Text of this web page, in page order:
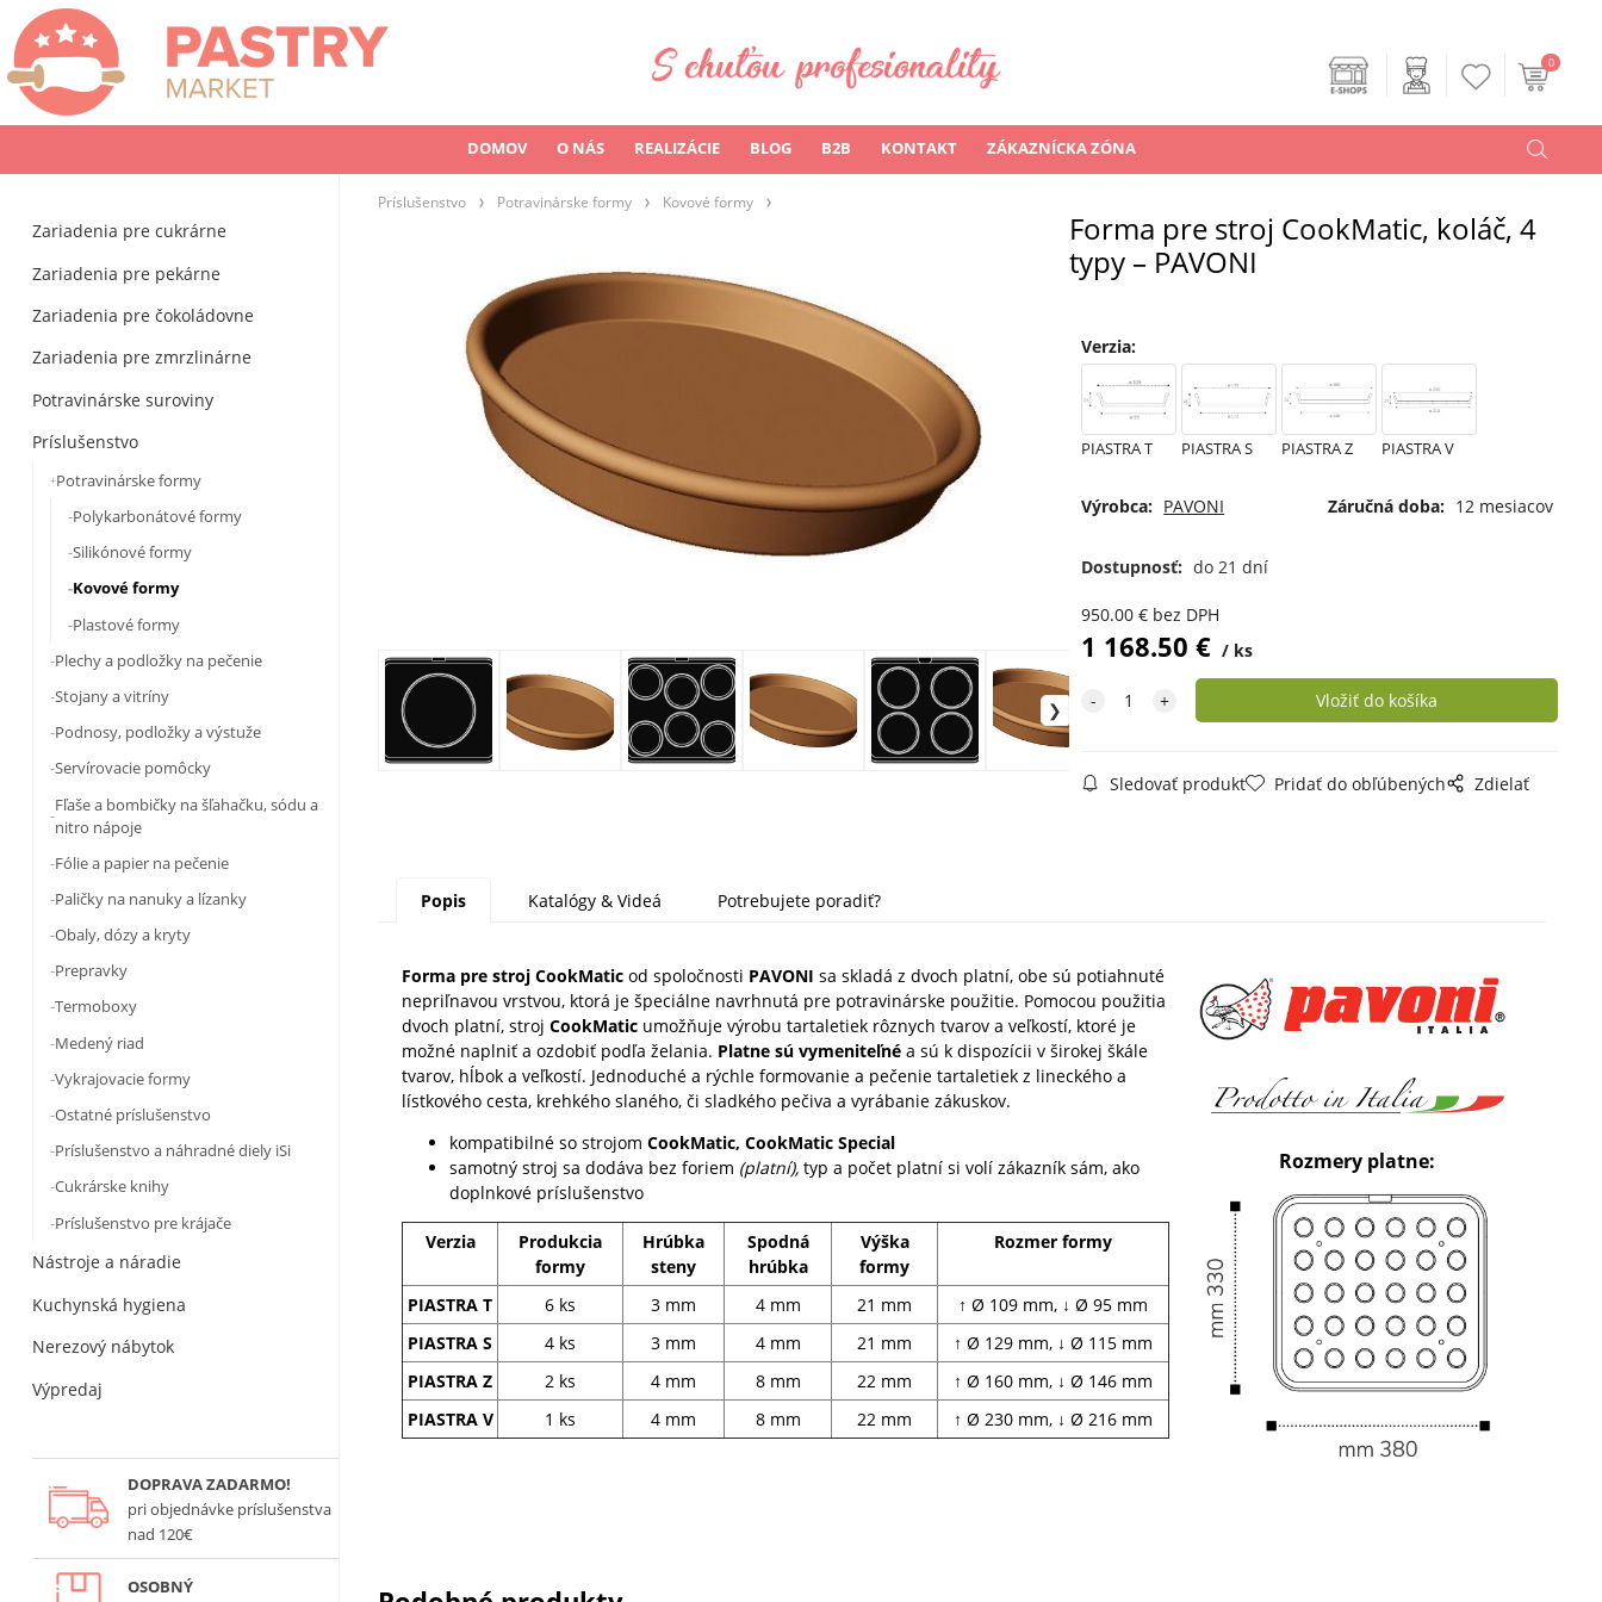
DOMOV O NÁS REALIZÁCIE BLOG B2B KONTAKT ZÁKAZNÍCKA ZÓNA
0
Zariadenia pre cukrárne
Zariadenia pre pekárne
Zariadenia pre čokoládovne
Zariadenia pre zmrzlinárne
Potravinárske suroviny
Príslušenstvo
Potravinárske formy
Polykarbonátové formy
Silikónové formy
Kovové formy
Plastové formy
Plechy a podložky na pečenie
Stojany a vitríny
Podnosy, podložky a výstuže
Servírovacie pomôcky
Fľaše a bombičky na šľahačku, sódu a
nitro nápoje
Fólie a papier na pečenie
Paličky na nanuky a lízanky
Obaly, dózy a kryty
Prepravky
Termoboxy
Medený riad
Vykrajovacie formy
Ostatné príslušenstvo
Príslušenstvo a náhradné diely iSi
Cukrárske knihy
Príslušenstvo pre krájače
Nástroje a náradie
Kuchynská hygiena
Nerezový nábytok
Výpredaj
DOPRAVA ZADARMO!
pri objednávke príslušenstva
nad 120€
OSOBNÝ
Príslušenstvo Potravinárske formy Kovové formy
Forma pre stroj CookMatic, koláč, 4
typy – PAVONI
Verzia:
PIASTRA T PIASTRA S PIASTRA Z PIASTRA V
Výrobca: PAVONI Záručná doba: 12 mesiacov
Dostupnosť: do 21 dní
950.00 € bez DPH
1 168.50 € ks
Sledovať produkt Pridať do obľúbených Zdielať
Popis Katalógy & Videá Potrebujete poradiť?
Forma pre stroj CookMatic od spoločnosti PAVONIsa skladá z dvoch platní, obe sú potiahnuté
nepriľnavou vrstvou, ktorá je špeciálne navrhnutá pre potravinárske použitie. Pomocou použitia
dvoch platní, strojCookMatic umožňuje výrobu tartaletiek rôznych tvarov a veľkostí, ktoré je
možné naplniť a ozdobiť podľa želania. Platne sú vymeniteľné a sú k dispozícii v širokej škále
tvarov, hĺbok a veľkostí. Jednoduché a rýchleformovanie a pečenie tartaletiek z lineckého a
lístkového cesta, krehkého slaného, či sladkého pečiva a vyrábanie zákuskov.
kompatibilné so strojomCookMatic, CookMatic Special
samotný stroj sa dodáva bez foriem (platní), typ a počet platní si volí zákazník sám, ako
doplnkové príslušenstvo
Verzia
Produkcia
formy
Hrúbka
steny
Spodná
hrúbka
Výška
formy
Rozmer formy
PIASTRA T 6 ks 3 mm 4 mm 21 mm
↑ Ø 109 mm, ↓ Ø 95 mm
PIASTRA S
4 ks 3 mm 4 mm 21 mm
↑ Ø 129 mm, ↓ Ø 115 mm
PIASTRA Z
2 ks 4 mm 8 mm 22 mm
↑ Ø 160 mm, ↓ Ø 146 mm
PIASTRA V
1 ks 4 mm 8 mm 22 mm ↑ Ø 230 mm, ↓ Ø 216 mm
Rozmery platne: